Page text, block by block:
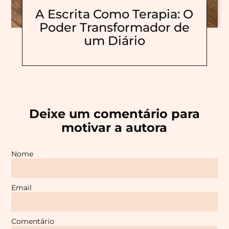
A Escrita Como Terapia: O
Poder Transformador de
um Diário
Deixe um comentário para
motivar a autora
Nome
Email
Comentário